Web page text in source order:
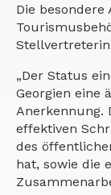
Die
„Der Status
Georgien eine
Anerkennung.
effektiven
des
hat, sowie die